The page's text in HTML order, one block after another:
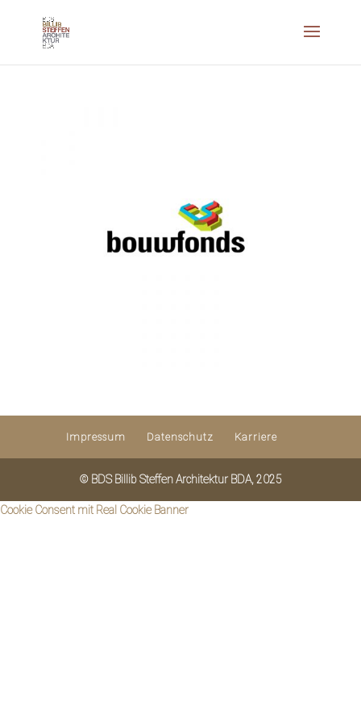
Impressum Datenschutz Karriere
© BDS Billib Steffen Architektur BDA, 2025
Cookie Consent mit Real Cookie Banner